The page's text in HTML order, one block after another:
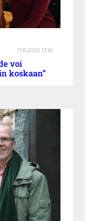
17.8.2020 13:16
voi
koskaan”